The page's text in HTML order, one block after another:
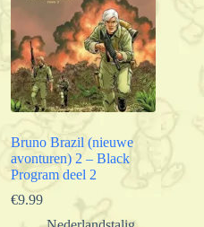
Bruno Brazil (nieuwe
avonturen) 2 – Black
Program deel 2
€9.99